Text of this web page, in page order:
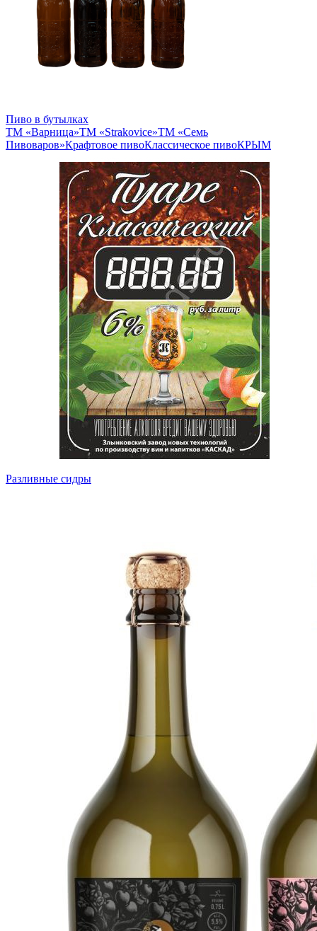
Пиво в бутылках
ТМ «Варница»ТМ «Strakovice»ТМ «Семь
Пивоваров»Крафтовое пивоКлассическое пивоКРЫМ
Разливные сидры